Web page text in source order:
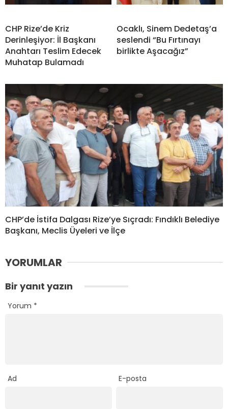
CHP Rize’de Kriz
Derinleşiyor: İl Başkanı
Anahtarı Teslim Edecek
Muhatap Bulamadı
Ocaklı, Sinem Dedetaş’a
seslendi “Bu Fırtınayı
birlikte Aşacağız”
CHP’de İstifa Dalgası Rize’ye Sıçradı: Fındıklı Belediye
Başkanı, Meclis Üyeleri ve İlçe
YORUMLAR
Bir yanıt yazın
Yorum *
Ad E-posta